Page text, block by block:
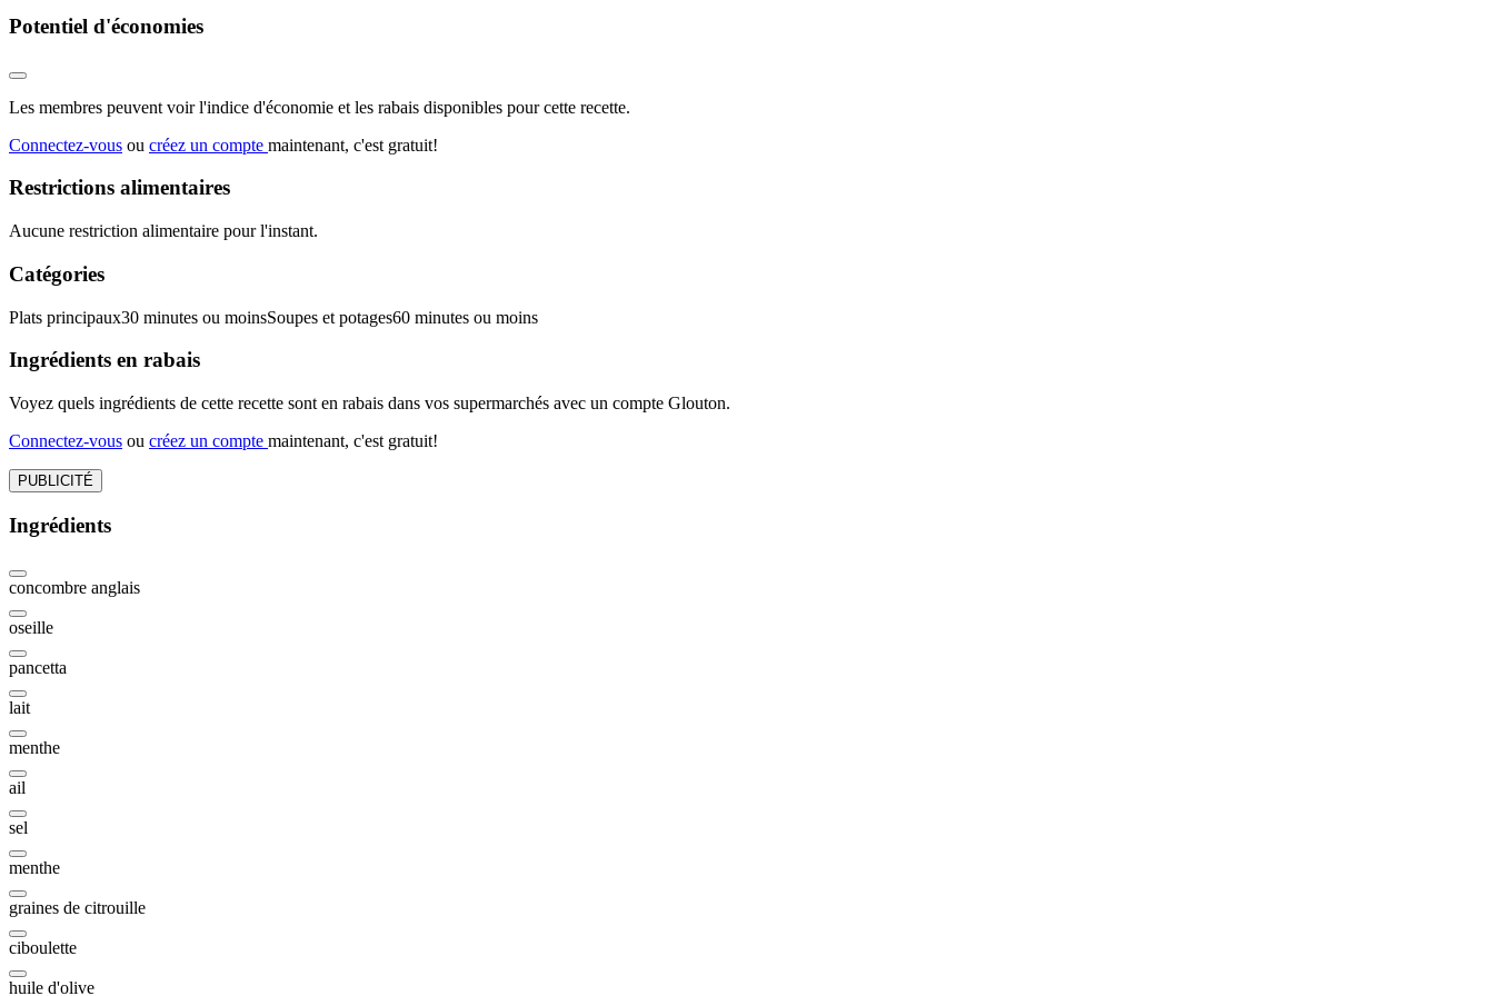
Potentiel d'économies
Les membres peuvent voir l'indice d'économie et les rabais disponibles pour cette recette.
Connectez-vous ou créez un compte maintenant, c'est gratuit!
Restrictions alimentaires
Aucune restriction alimentaire pour l'instant.
Catégories
Plats principaux30 minutes ou moinsSoupes et potages60 minutes ou moins
Ingrédients en rabais
Voyez quels ingrédients de cette recette sont en rabais dans vos supermarchés avec un compte Glouton.
Connectez-vous ou créez un compte maintenant, c'est gratuit!
PUBLICITÉ
Ingrédients
concombre anglais
oseille
pancetta
lait
menthe
ail
sel
menthe
graines de citrouille
ciboulette
huile d'olive